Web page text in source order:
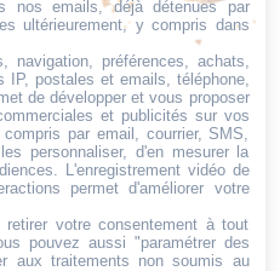
nos emails, déjà détenues par
ultérieurement, y compris dans
navigation, préférences, achats,
IP, postales et emails, téléphone,
de développer et vous proposer
et publicités sur vos
par email, courrier, SMS,
personnaliser, d'en mesurer la
L'enregistrement vidéo de
permet d'améliorer votre
votre consentement à tout
pouvez aussi "paramétrer des
aux traitements non soumis au